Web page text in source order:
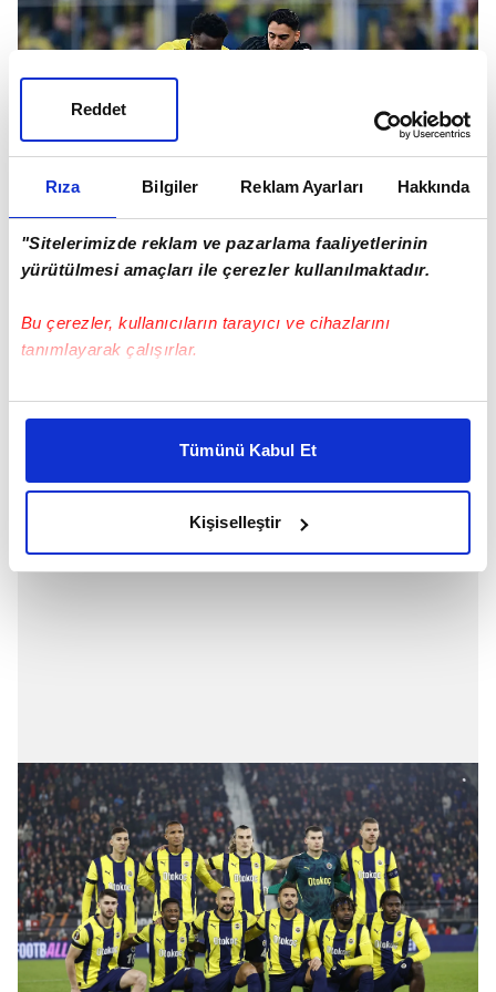
Rıza Bilgiler Reklam Ayarları Hakkında
"Sitelerimizde reklam ve pazarlama faaliyetlerinin
yürütülmesi amaçları ile çerezler kullanılmaktadır.
Bu çerezler, kullanıcıların tarayıcı ve cihazlarını
tanımlayarak çalışırlar.
Bu çerezlere izin vermeniz halinde sizlere özel
daha iyi reklam deneyimi yaşatabiliriz. Bunu yaparken
amacımızın size daha iyi bir reklam deneyimi sunmak
elimizden gelen çabayı gösterdiğimizi ve bu noktada,
Sitemizde kendimize ve üçüncü kişilere ait çerezler
kullanılmaktadır. Bu çerezler vasıtasıyla çeşitli kişisel
verileriniz işlenmekte olup gerekli olan çerezler bilgi
toplumu hizmetlerinin sunulması amacıyla
kullanılmaktadır. Diğer çerezler, sitemizin daha işlevsel
kılınması ve kişiselleştirilmesi ve sizlere yönelik
reklam/pazarlama faaliyetlerinin yapılması, amaçlarıyla
sınırlı olarak açık rızanız dahilinde kullanılacaktır.
Tümünü Kabul Et
Kişiselleştir
Reddet
Gelecek sezon sarı-lacivertli kulüpte
olmayacak oyunculardan biri de Osayi-